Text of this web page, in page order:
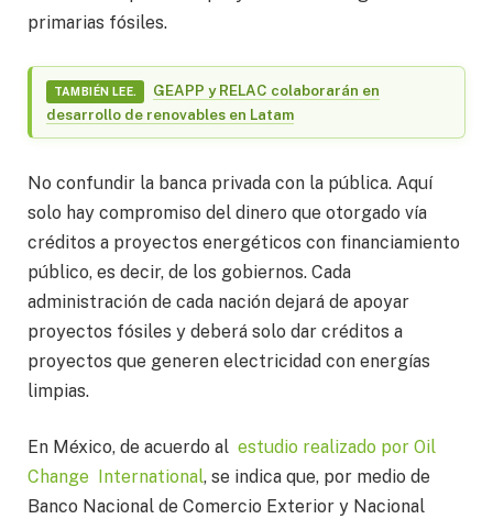
primarias fósiles.
TAMBIÉN LEE.
GEAPP y RELAC colaborarán en
desarrollo de renovables en Latam
No confundir la banca privada con la pública. Aquí
solo hay compromiso del dinero que otorgado vía
créditos a proyectos energéticos con financiamiento
público, es decir, de los gobiernos. Cada
administración de cada nación dejará de apoyar
proyectos fósiles y deberá solo dar créditos a
proyectos que generen electricidad con energías
limpias.
En México, de acuerdo al estudio realizado por Oil
Change International, se indica que, por medio de
Banco Nacional de Comercio Exterior y Nacional